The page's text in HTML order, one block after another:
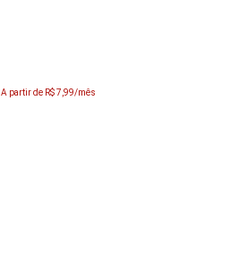
A partir de R$ 7,99/mês